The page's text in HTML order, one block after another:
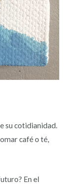
su cotidianidad.
café o té,
En el